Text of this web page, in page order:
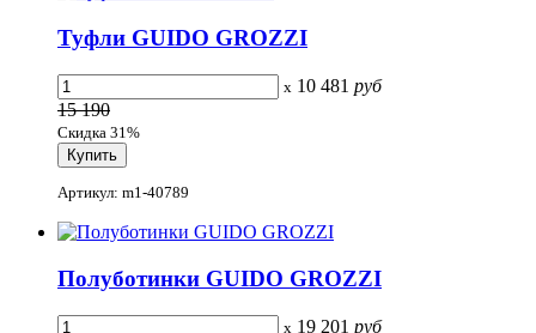
Туфли GUIDO GROZZI
x 10 481 руб
15 190
Скидка 31%
Артикул: m1-40789
Полуботинки GUIDO GROZZI
x 19 201 руб